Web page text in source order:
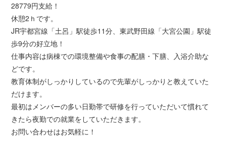
28779円支給！
休憩2ｈです。
JR宇都宮線「土呂」駅徒歩11分、東武野田線「大宮公園」駅徒
歩9分の好立地！
仕事内容は病棟での環境整備や食事の配膳・下膳、入浴介助な
どです。
教育体制がしっかりしているので先輩がしっかりと教えていた
だけます。
最初はメンバーの多い日勤帯で研修を行っていただいて慣れて
きたら夜勤での就業をしていただきます。
お問い合わせはお気軽に！